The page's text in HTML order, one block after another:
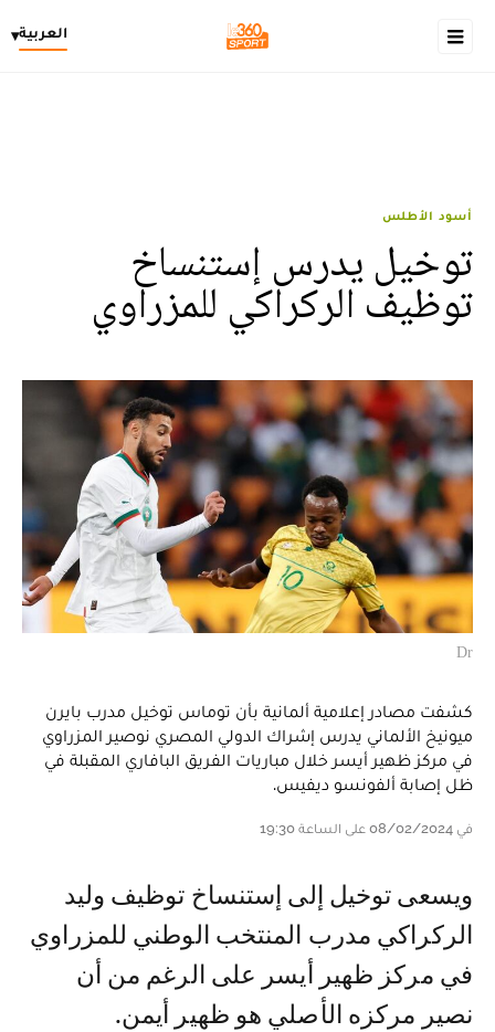
العربية▾
أسود الأطلس
توخيل يدرس إستنساخ
توظيف الركراكي للمزراوي
Dr
كشفت مصادر إعلامية ألمانية بأن توماس توخيل مدرب بايرن
ميونيخ الألماني يدرس إشراك الدولي المصري نوصير المزراوي
في مركز ظهير أيسر خلال مباريات الفريق البافاري المقبلة في
ظل إصابة ألفونسو ديفيس.
في 08/02/2024 على الساعة 19:30
و يسعى توخيل إلى إستنساخ توظيف وليد
الركراكي مدرب المنتخب الوطني للمزراوي
في مركز ظهير أيسر على الرغم من أن
نصير مركزه الأصلي هو ظهير أيمن.